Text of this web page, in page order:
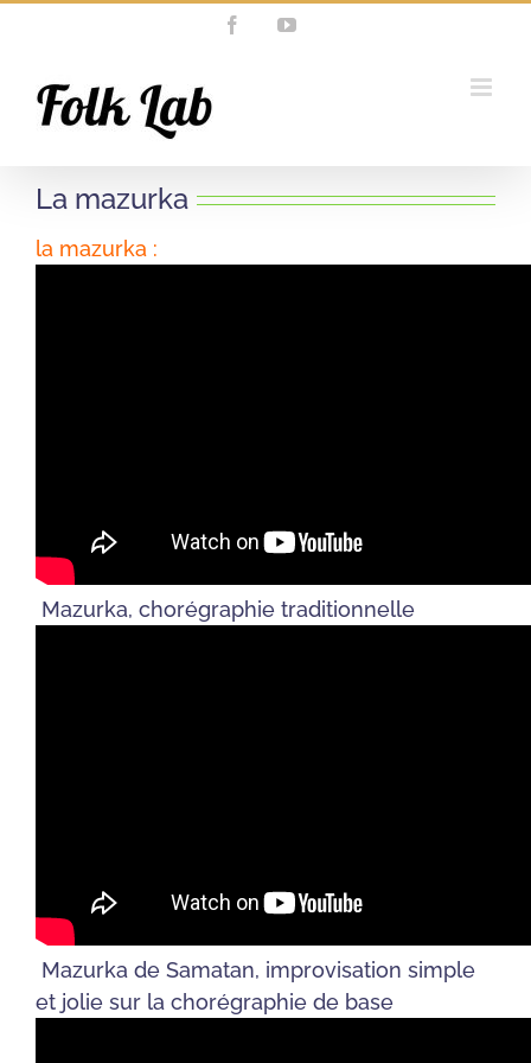
FacebookYouTube
La mazurka
la mazurka :
Mazurka, chorégraphie traditionnelle
Mazurka de Samatan, improvisation simple
et jolie sur la chorégraphie de base